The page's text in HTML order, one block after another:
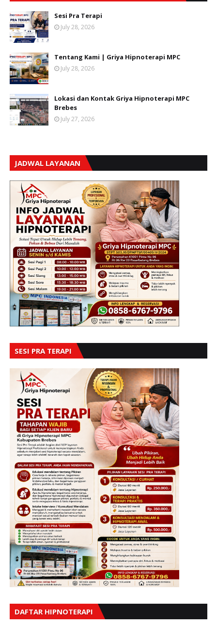
Sesi Pra Terapi
July 28, 2026
Tentang Kami | Griya Hipnoterapi MPC
July 28, 2026
Lokasi dan Kontak Griya Hipnoterapi MPC
Brebes
July 27, 2026
JADWAL LAYANAN
SESI PRA TERAPI
DAFTAR HIPNOTERAPI